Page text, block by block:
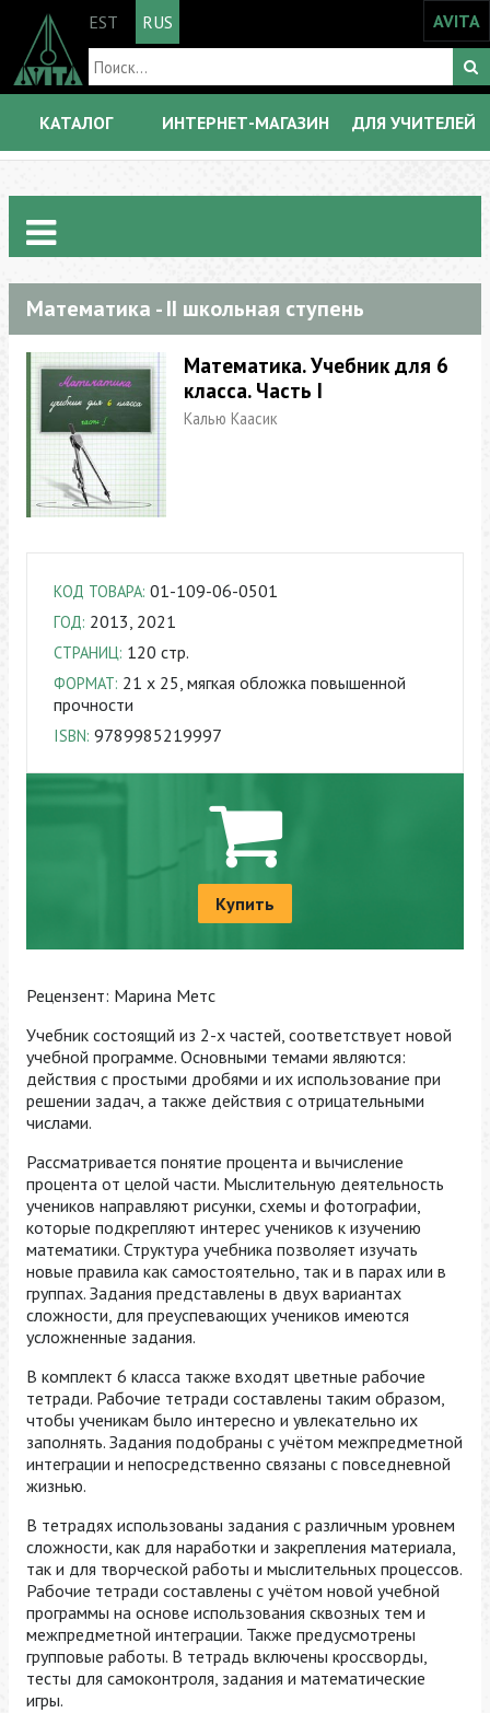
EST RUS AVITA
КАТАЛОГ ИНТЕРНЕТ-МАГАЗИН ДЛЯ УЧИТЕЛЕЙ
Математика - II школьная ступень
Математика. Учебник для 6
класса. Часть I
Калью Кааcик
КОД ТОВАРА: 01-109-06-0501
ГОД: 2013, 2021
СТРАНИЦ: 120 стр.
ФОРМАТ: 21 x 25, мягкая обложка повышенной
прочности
ISBN: 9789985219997
Купить
Рецензент: Марина Метс
Учебник состоящий из 2-х частей, соответствует новой
учебной программе. Основными темами являются:
действия с простыми дробями и их использование при
решении задач, а также действия с отрицательными
числами.
Рассматривается понятие процента и вычисление
процента от целой части. Мыслительную деятельность
учеников направляют рисунки, схемы и фотографии,
которые подкрепляют интерес учеников к изучению
математики. Структура учебника позволяет изучать
новые правила как самостоятельно, так и в парах или в
группах. Задания представлены в двух вариантах
сложности, для преуспевающих учеников имеются
усложненные задания.
В комплект 6 класса также входят цветные рабочие
тетради. Рабочие тетради составлены таким образом,
чтобы ученикам было интересно и увлекательно их
заполнять. Задания подобраны с учётом межпредметной
интеграции и непосредственно связаны с повседневной
жизнью.
В тетрадях использованы задания с различным уровнем
сложности, как для наработки и закрепления материала,
так и для творческой работы и мыслительных процессов.
Рабочие тетради составлены с учётом новой учебной
программы на основе использования сквозных тем и
межпредметной интеграции. Также предусмотрены
групповые работы. В тетрадь включены кроссворды,
тесты для самоконтроля, задания и математические
игры.